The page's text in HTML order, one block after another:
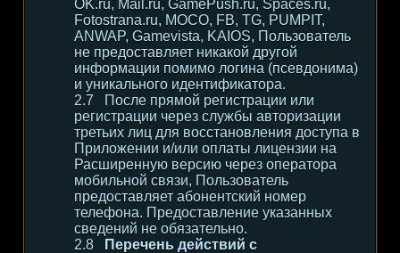
OK.ru, Mail.ru, GamePush.ru, Spaces.ru,
Fotostrana.ru, MOCO, FB, TG, PUMPIT,
ANWAP, Gamevista, KAIOS, Пользователь
не предоставляет никакой другой
информации помимо логина (псевдонима)
и уникального идентификатора.
После прямой регистрации или
регистрации через службы авторизации
третьих лиц для восстановления доступа в
Приложении и/или оплаты лицензии на
Расширенную версию через оператора
мобильной связи, Пользователь
предоставляет абонентский номер
телефона. Предоставление указанных
сведений не обязательно.
Перечень действий с